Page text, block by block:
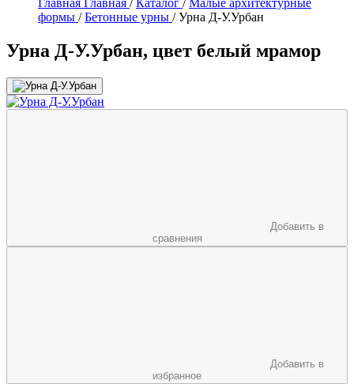
Главная Главная / Каталог / Малые архитектурные
формы / Бетонные урны / Урна Д-У.Урбан
Урна Д-У.Урбан, цвет белый мрамор
Добавить в
сравнения
Добавить в
избранное